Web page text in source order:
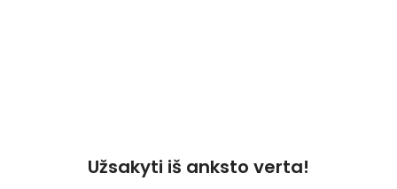
Užsakyti iš anksto verta!